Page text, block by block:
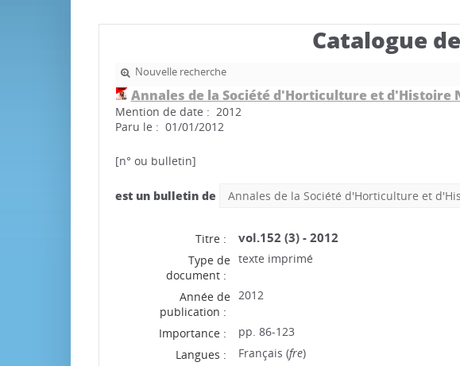
Catalogue
Nouvelle recherche
Annales de la Société d'Horticulture et d'Histoire
Mention de date : 2012
Paru le : 01/01/2012
[n° ou bulletin]
est un bulletin de Annales de la Société d'Horticulture et
Titre : vol.152 (3) - 2012
Type de
document :
texte imprimé
Année de
publication :
2012
Importance :
pp. 86-123
Langues :
Français (fre)